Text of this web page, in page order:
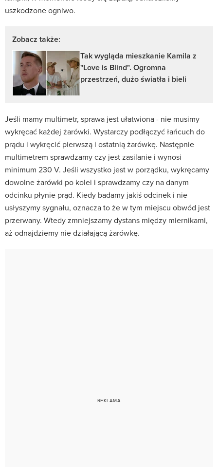
uszkodzone ogniwo.
Zobacz także:
Tak wygląda mieszkanie Kamila z
"Love is Blind". Ogromna
przestrzeń, dużo światła i bieli
Jeśli mamy multimetr, sprawa jest ułatwiona - nie musimy
wykręcać każdej żarówki. Wystarczy podłączyć łańcuch do
prądu i wykręcić pierwszą i ostatnią żarówkę. Następnie
multimetrem sprawdzamy czy jest zasilanie i wynosi
minimum 230 V. Jeśli wszystko jest w porządku, wykręcamy
dowolne żarówki po kolei i sprawdzamy czy na danym
odcinku płynie prąd. Kiedy badamy jakiś odcinek i nie
usłyszymy sygnału, oznacza to że w tym miejscu obwód jest
przerwany. Wtedy zmniejszamy dystans między miernikami,
aż odnajdziemy nie działającą żarówkę.